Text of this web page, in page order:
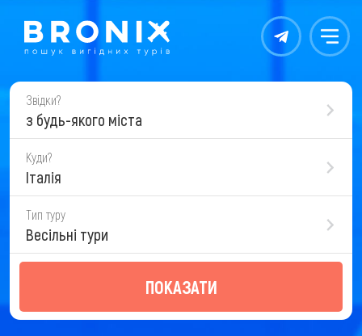
Контакты Меню
Звідки?
з будь-якого міста
Куди?
Італія
Тип туру
Весільні тури
ПОКАЗАТИ